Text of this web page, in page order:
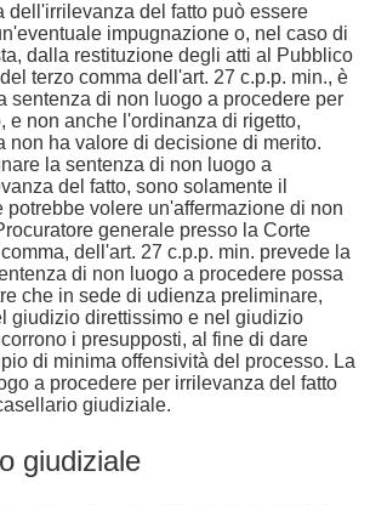
dell'irrilevanza del fatto può essere
impugnazione o, nel caso di
dalla restituzione degli atti al Pubblico
terzo comma dell'art. 27 c.p.p. min., è
sentenza di non luogo a procedere per
e non anche l'ordinanza di rigetto,
non ha valore di decisione di merito.
la sentenza di non luogo a
del fatto, sono solamente il
potrebbe volere un'affermazione di non
generale presso la Corte
dell'art. 27 c.p.p. min. prevede la
di non luogo a procedere possa
che in sede di udienza preliminare,
giudizio direttissimo e nel giudizio
i presupposti, al fine di dare
di minima offensività del processo. La
a procedere per irrilevanza del fatto
giudiziale.
giudiziale